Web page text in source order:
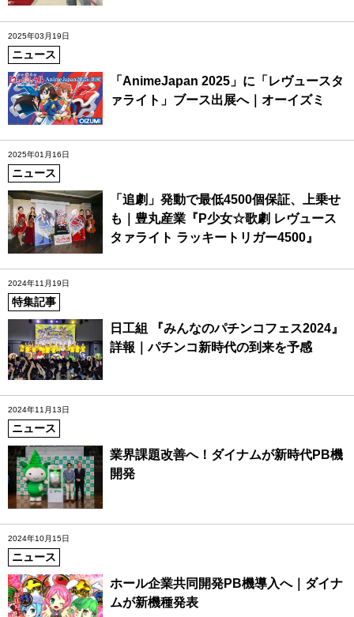
2025年03月19日
ニュース
「AnimeJapan 2025」に「レヴュースタ
ァライト」ブース出展へ｜オーイズミ
2025年01月16日
ニュース
「追劇」発動で最低4500個保証、上乗せ
も｜豊丸産業『P少女☆歌劇 レヴュース
タァライト ラッキートリガー4500』
2024年11月19日
特集記事
日工組 『みんなのパチンコフェス2024』
詳報｜パチンコ新時代の到来を予感
2024年11月13日
ニュース
業界課題改善へ！ダイナムが新時代PB機
開発
2024年10月15日
ニュース
ホール企業共同開発PB機導入へ｜ダイナ
ムが新機種発表